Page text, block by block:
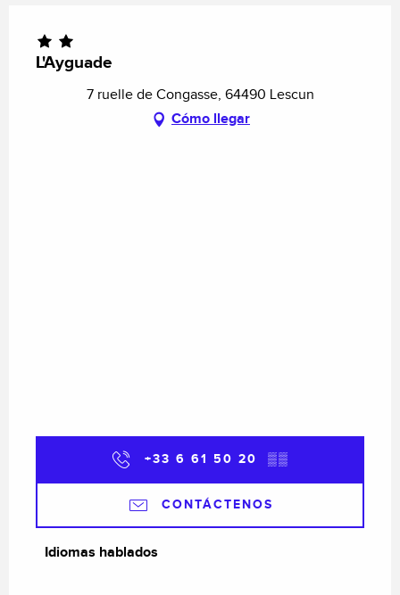
L'Ayguade
7 ruelle de Congasse, 64490 Lescun
Cómo llegar
+33 6 61 50 20 ▒▒
CONTÁCTENOS
Idiomas hablados
Idiomas hablados